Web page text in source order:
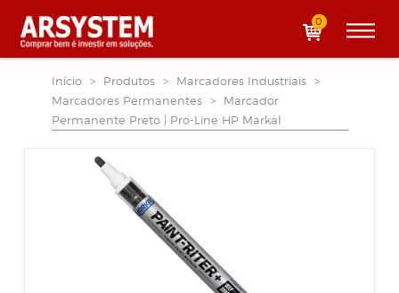
0
Início > Produtos > Marcadores Industriais >
Marcadores Permanentes >
Marcador
Permanente Preto | Pro-Line HP Markal